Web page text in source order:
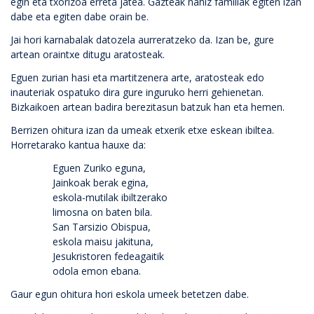
dabe eta egiten dabe orain be.
Jai hori karnabalak datozela aurreratzeko da. Izan be, gure
artean oraintxe ditugu aratosteak.
Eguen zurian hasi eta martitzenera arte, aratosteak edo
inauteriak ospatuko dira gure inguruko herri gehienetan.
Bizkaikoen artean badira berezitasun batzuk han eta hemen.
Berrizen ohitura izan da umeak etxerik etxe eskean ibiltea.
Horretarako kantua hauxe da:
Eguen Zuriko eguna,
Jainkoak berak egina,
eskola-mutilak ibiltzerako
limosna on baten bila.
San Tarsizio Obispua,
eskola maisu jakituna,
Jesukristoren fedeagaitik
odola emon ebana.
Gaur egun ohitura hori eskola umeek betetzen dabe.